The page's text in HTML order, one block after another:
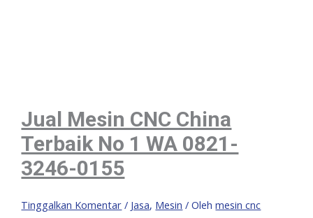
Jual Mesin CNC China
Terbaik No 1 WA 0821-
3246-0155
Tinggalkan Komentar / Jasa, Mesin / Olehmesin cnc